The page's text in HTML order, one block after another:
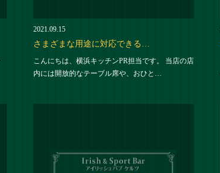
2021.09.15
さまざまな用途に対応できる…
こんにちは、横浜キッチンPR担当です。 当店の店
内には開放的なテーブル席や、おひと…